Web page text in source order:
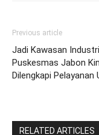
Previous article
Jadi Kawasan
Puskesmas Jabon
Dilengkapi Pelayanan
RELATED ARTICLES